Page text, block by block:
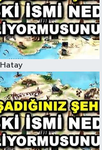
Hatay